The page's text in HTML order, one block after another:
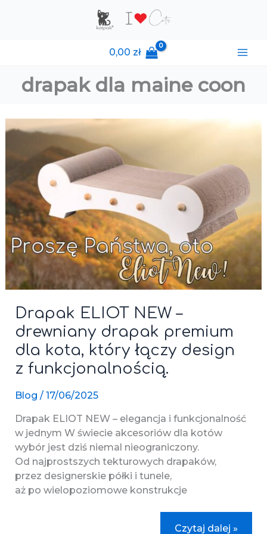
0,00 zł
drapak dla maine coon
Drapak ELIOT NEW –
drewniany drapak premium
dla kota, który łączy design
z funkcjonalnością.
Blog / 17/06/2025
Drapak ELIOT NEW – elegancja i funkcjonalność
w jednym W świecie akcesoriów dla kotów
wybór jest dziś niemal nieograniczony.
Od najprostszych tekturowych drapaków,
przez designerskie półki i tunele,
aż po wielopoziomowe konstrukcje
Drapak
Czytaj dalej »